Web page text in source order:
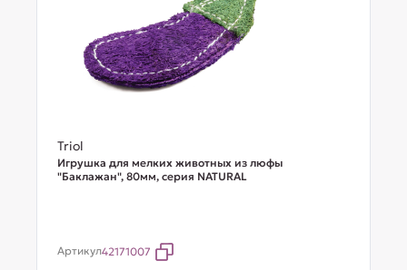
Triol
Игрушка для мелких животных из люфы
"Баклажан", 80мм, серия NATURAL
Артикул42171007